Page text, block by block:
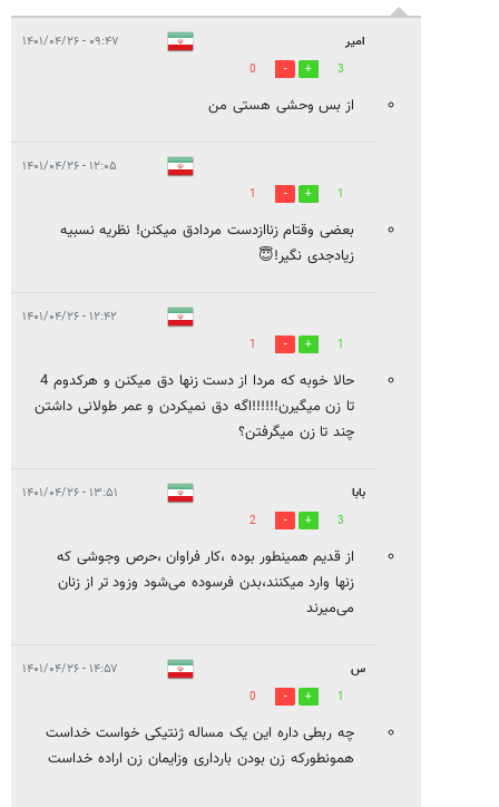
امیر ۰۹:۴۷ - ۱۴۰۱/۰۴/۲۶
3
0
از بس وحشی هستی من
۱۲:۰۵ - ۱۴۰۱/۰۴/۲۶
1
1
بعضی وقتام زناازدست مردادق میکنن! نظریه نسبیه
زیادجدی نگیر!😇
۱۲:۴۲ - ۱۴۰۱/۰۴/۲۶
1
1
حالا خوبه که مردا از دست زنها دق میکنن و هرکدوم 4
تا زن میگیرن!!!!!!اگه دق نمیکردن و عمر طولانی داشتن
چند تا زن میگرفتن؟
بابا ۱۳:۵۱ - ۱۴۰۱/۰۴/۲۶
3
2
از قدیم همینطور بوده ،کار فراوان ،حرص وجوشی که
زنها وارد میکنند،بدن فرسوده می‌شود وزود تر از زنان
می‌میرند
س ۱۴:۵۷ - ۱۴۰۱/۰۴/۲۶
1
0
چه ربطی داره این یک مساله ژنتیکی خواست خداست
همونطورکه زن بودن بارداری وزایمان زن اراده خداست